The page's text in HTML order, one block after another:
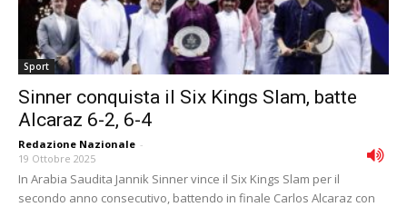
Sport
Sinner conquista il Six Kings Slam, batte
Alcaraz 6-2, 6-4
Redazione Nazionale -
19 Ottobre 2025
In Arabia Saudita Jannik Sinner vince il Six Kings Slam per il
secondo anno consecutivo, battendo in finale Carlos Alcaraz con